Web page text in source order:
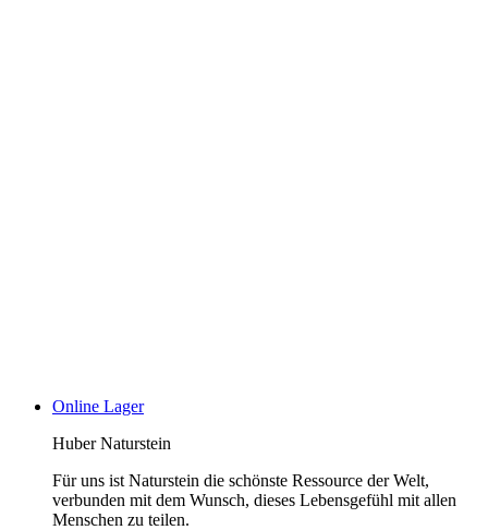
Online Lager
Huber Naturstein
Für uns ist Naturstein die schönste Ressource der Welt,
verbunden mit dem Wunsch, dieses Lebensgefühl mit allen
Menschen zu teilen.